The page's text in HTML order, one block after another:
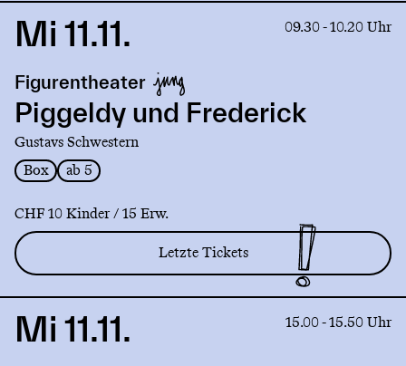
Link
Piggeldy
und
Frederick
Mi 11.11. 09.30 - 10.20 Uhr
Figurentheater
Piggeldy und Frederick
Gustavs Schwestern
Box
ab 5
CHF 10 Kinder / 15 Erw.
Letzte Tickets
LinkMi 11.11. 15.00 - 15.50 Uhr